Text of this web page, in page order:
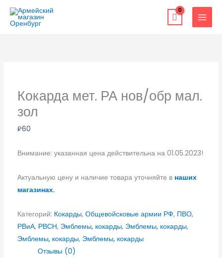
Перейти
содержимому
Кокарда мет. РА нов/обр мал.
зол
₽60
Внимание: указанная цена действительна на 01.05.2023!
Актуальную цену и наличие товара уточняйте в наших
магазинах.
Категорий: Кокарды, Общевойсковые армии РФ, ПВО,
РВиА, РВСН, Эмблемы, кокарды, Эмблемы, кокарды,
Эмблемы, кокарды, Эмблемы, кокарды
Отзывы (0)